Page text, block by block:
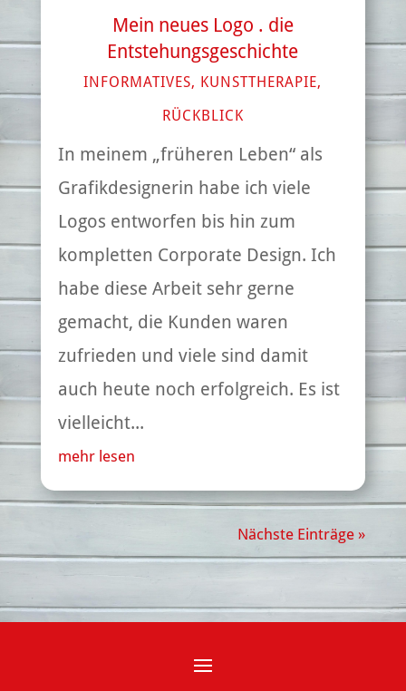
Mein neues Logo . die
Entstehungsgeschichte
INFORMATIVES, KUNSTTHERAPIE,
RÜCKBLICK
In meinem „früheren Leben“ als
Grafikdesignerin habe ich viele
Logos entworfen bis hin zum
kompletten Corporate Design. Ich
habe diese Arbeit sehr gerne
gemacht, die Kunden waren
zufrieden und viele sind damit
auch heute noch erfolgreich. Es ist
vielleicht...
mehr lesen
Nächste Einträge »